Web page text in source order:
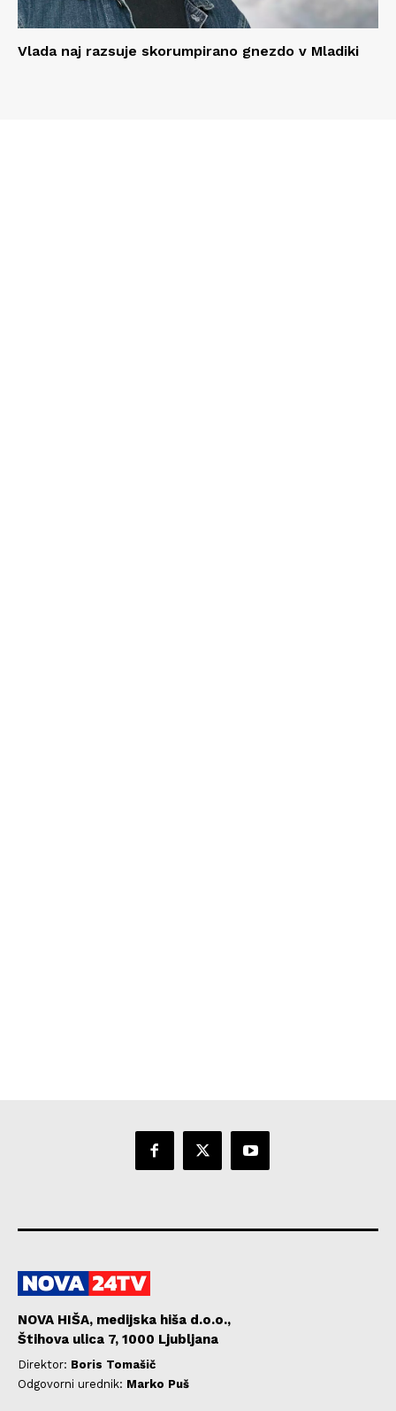
Vlada naj razsuje skorumpirano gnezdo v Mladiki
NOVA HIŠA, medijska hiša d.o.o.,
Štihova ulica 7, 1000 Ljubljana
Direktor: Boris Tomašič
Odgovorni urednik: Marko Puš